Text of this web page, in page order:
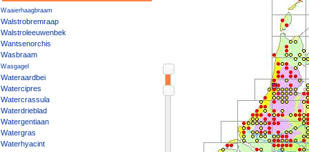
Waaierhaagbraam
Walstrobremraap
Walstroleeuwenbek
Wantsenorchis
Wasbraam
Wasgagel
Wateraardbei
Watercipres
Watercrassula
Waterdrieblad
Watergentiaan
Watergras
Waterhyacint